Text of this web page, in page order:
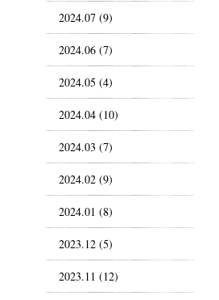
2024.07 (9)
2024.06 (7)
2024.05 (4)
2024.04 (10)
2024.03 (7)
2024.02 (9)
2024.01 (8)
2023.12 (5)
2023.11 (12)